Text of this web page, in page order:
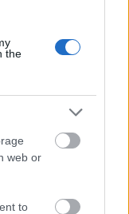
the
web or
to
l'intestin.
la production
peuvent
qui peut aider
à maintenir
est excellent
et
essentiels